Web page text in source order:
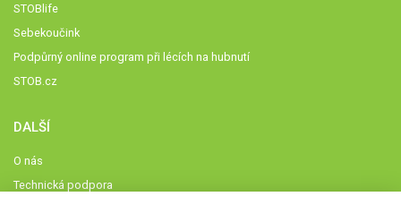
STOBlife
Sebekoučink
Podpůrný online program při lécích na hubnutí
STOB.cz
DALŠÍ
O nás
Technická podpora